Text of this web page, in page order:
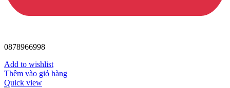
0878966998
Add to wishlist
Thêm vào giỏ hàng
Quick view